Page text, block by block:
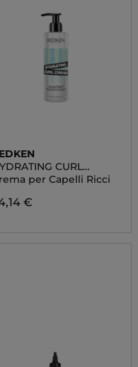
CURL
per Capelli Ricci
€